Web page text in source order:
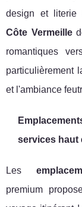
design et
Côte Vermeille
romantiques
particulièrement
et l'ambiance
services haut
Les
premium